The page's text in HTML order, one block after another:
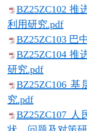
BZ25ZC102
利用研究.pdf
BZ25ZC103 巴
BZ25ZC104
研究.pdf
BZ25ZC106
究.pdf
BZ25ZC107